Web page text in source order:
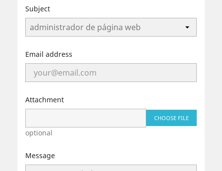
Subject
Email address
Attachment
CHOOSE FILE
optional
Message